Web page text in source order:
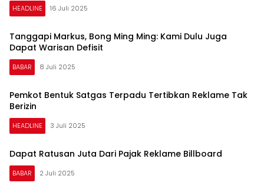
HEADLINE 16 Juli 2025
Tanggapi Markus, Bong Ming Ming: Kami Dulu Juga
Dapat Warisan Defisit
BABAR 8 Juli 2025
Pemkot Bentuk Satgas Terpadu Tertibkan Reklame Tak
Berizin
HEADLINE 3 Juli 2025
Dapat Ratusan Juta Dari Pajak Reklame Billboard
BABAR 2 Juli 2025